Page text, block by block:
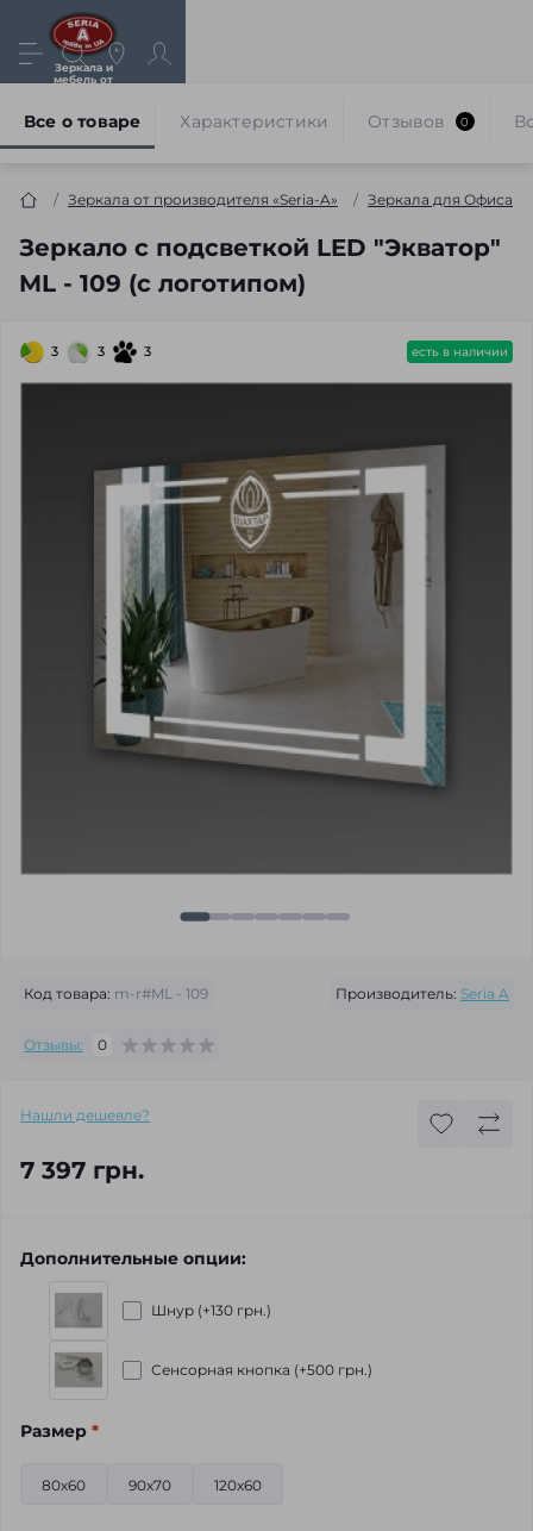
Зеркала и
мебель от
Зеркала от производителя «Seria-A» Зеркала для Офиса
Зеркало с подсветкой LED "Экватор"
ML - 109 (с логотипом)
Все о товаре Характеристики Отзывов 0
3 3 3 есть в наличии
Код товара: m-r#ML - 109 Производитель: Seria A
Отзывы: 0
Нашли дешевле?
7 397 грн.
Дополнительные опции:
Шнур (+130 грн.)
Сенсорная кнопка (+500 грн.)
Размер *
80х60 90x70 120х60